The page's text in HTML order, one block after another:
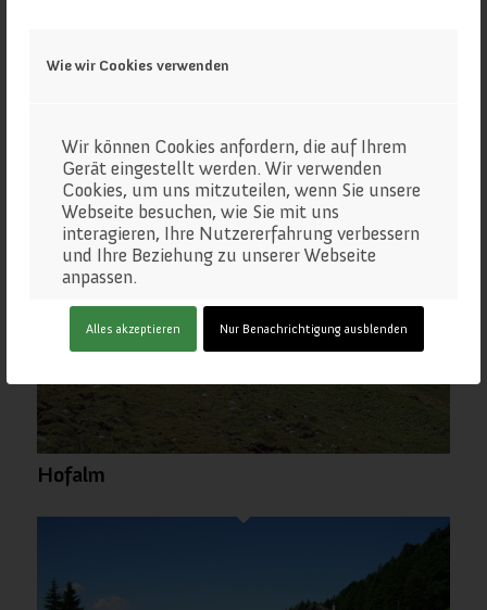
Wie wir Cookies verwenden
Wir können Cookies anfordern, die auf Ihrem
Gerät eingestellt werden. Wir verwenden
Cookies, um uns mitzuteilen, wenn Sie unsere
Webseite besuchen, wie Sie mit uns
interagieren, Ihre Nutzererfahrung verbessern
und Ihre Beziehung zu unserer Webseite
anpassen.
Klicken Sie auf die verschiedenen
Kategorienüberschriften, um mehr zu
erfahren. Sie können auch einige Ihrer
Einstellungen ändern. Beachten Sie, dass das
Blockieren einiger Arten von Cookies
Auswirkungen auf Ihre Erfahrung auf unseren
Webseite und auf die Dienste haben kann, die
wir anbieten können.
Alles akzeptieren Nur Benachrichtigung ausblenden
Rumpelmayerreith
Hofalm